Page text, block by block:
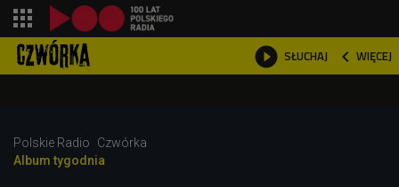
 SŁUCHAJ  WIĘCEJ

Polskie Radio
Czwórka
Album tygodnia